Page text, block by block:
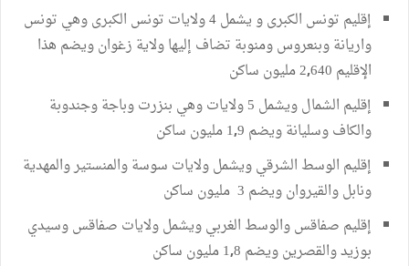
إقليم تونس الكبرىويشمل4ولايات تونس الكبرىوهي تونس
واريانةوبنعروسومنوبة تضاف إليهاولاية زغوانويضم هذا
الإقليم
2,640 مليون ساكن
إقليم الشمالويشمل 5ولاياتوهي بنزرتوباجةوجندوبة
والكافوسليانةويضم 1,9 مليون ساكن
إقليم الوسط الشرقيويشملولايات سوسةوالمنستيروالمهدية
ونابلوالقيروانويضم 3 مليون ساكن
إقليم صفاقسوالوسط الغربيويشملولايات صفاقسوسيدي
بوزيدوالقصرينويضم 1,8 مليون ساكن